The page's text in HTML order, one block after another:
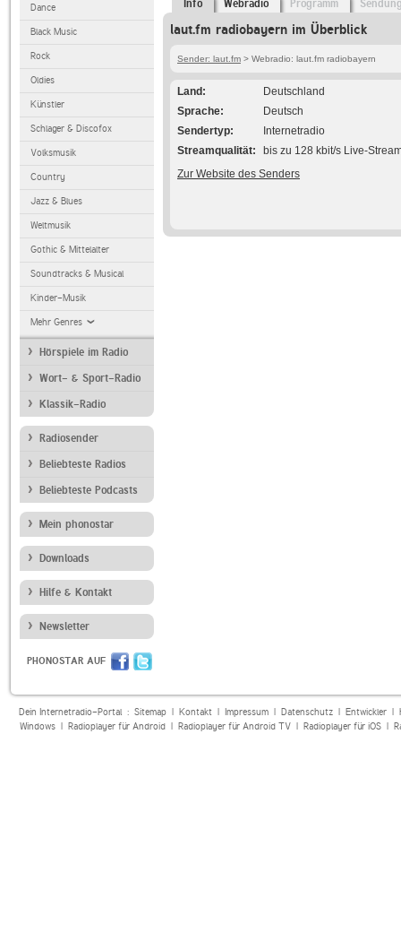
Dance
Black Music
Rock
Oldies
Künstler
Schlager & Discofox
Volksmusik
Country
Jazz & Blues
Weltmusik
Gothic & Mittelalter
Soundtracks & Musical
Kinder-Musik
Mehr Genres
Hörspiele im Radio
Wort- & Sport-Radio
Klassik-Radio
Radiosender
Beliebteste Radios
Beliebteste Podcasts
Mein phonostar
Downloads
Hilfe & Kontakt
Newsletter
PHONOSTAR AUF
Info Webradio Programm
laut.fm radiobayern im Überblick
Sender: laut.fm > Webradio: laut.fm radiobayern
Land
Deutschland
Sprache
Deutsch
Sendertyp
Internetradio
Streamqualität
bis zu 128 kbit/s Live-
Zur Website des Senders
Dein Internetradio-Portal : Sitemap| Kontakt| Impressum| Datenschutz| Entwickler|
Windows| Radioplayer für Android| Radioplayer für Android TV| Radioplayer für iOS|